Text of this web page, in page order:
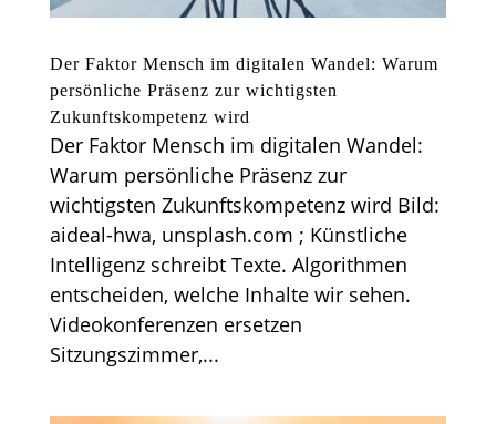
Der Faktor Mensch im digitalen Wandel: Warum
persönliche Präsenz zur wichtigsten
Zukunftskompetenz wird
Der Faktor Mensch im digitalen Wandel:
Warum persönliche Präsenz zur
wichtigsten Zukunftskompetenz wird Bild:
aideal-hwa, unsplash.com ; Künstliche
Intelligenz schreibt Texte. Algorithmen
entscheiden, welche Inhalte wir sehen.
Videokonferenzen ersetzen
Sitzungszimmer,...